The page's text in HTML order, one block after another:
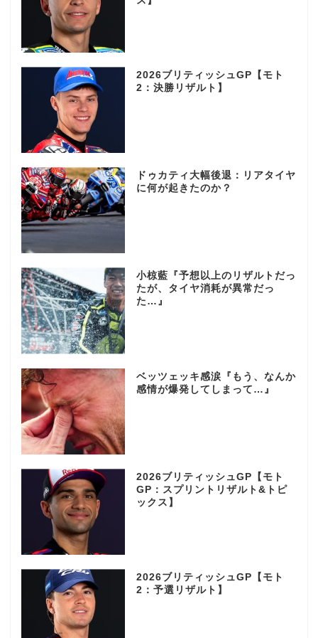
2026ブリティッシュGP【モト
2：決勝リザルト】
ドゥカティ大幅後退：リアタイヤ
に何が起きたのか？
小椋藍『予想以上のリザルトだっ
たが、タイヤ消耗が異常だっ
た…』
ベッツェッキ感涙『もう、なんか
感情が爆発してしまって…』
2026ブリティッシュGP【モト
GP：スプリントリザルト&トピ
ックス】
2026ブリティッシュGP【モト
2：予選リザルト】